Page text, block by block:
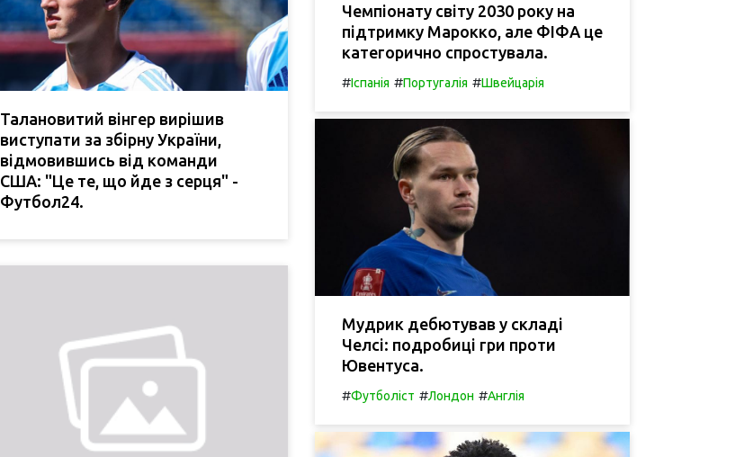
Талановитий вінгер вирішив
виступати за збірну України,
відмовившись від команди
США: "Це те, що йде з серця" -
Футбол24.
Чемпіонату світу 2030 року на
підтримку Марокко, але ФІФА це
категорично спростувала.
#Іспанія #Португалія #Швейцарія
Мудрик дебютував у складі
Челсі: подробиці гри проти
Ювентуса.
#Футболіст #Лондон #Англія